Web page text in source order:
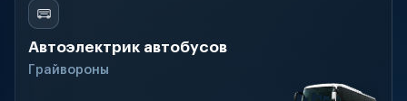
Автоэлектрик автобусов
Грайвороны